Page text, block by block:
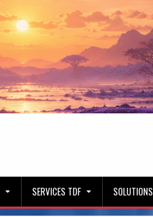
SERVICES TDF SOLUTIONS